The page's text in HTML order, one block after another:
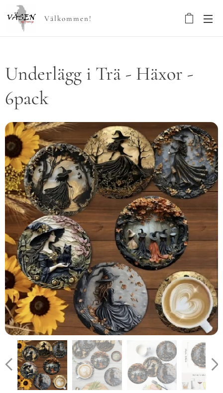
Välkommen!
Underlägg i Trä - Häxor -
6pack